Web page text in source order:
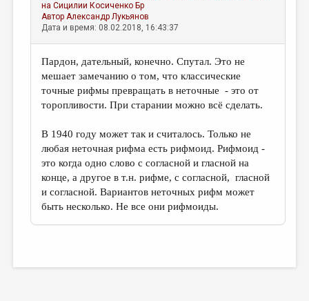
на Сицилии Косиченко Бр
АвторАлександр Лукьянов
Дата и время: 08.02.2018, 16:43:37
Пардон, дательный, конечно. Спутал. Это не
мешает замечанию о том, что классические
точные рифмы превращать в неточные - это от
торопливости. При старании можно всё сделать.
В 1940 году может так и считалось. Только не
любая неточная рифма есть рифмоид. Рифмоид -
это когда одно слово с согласной и гласной на
конце, а другое в т.н. рифме, с согласной, гласной
и согласной. Вариантов неточных рифм может
быть несколько. Не все они рифмоиды.